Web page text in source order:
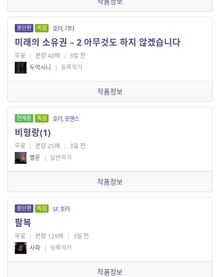
중단편 독점 호러, 기타
미래의 소유권 – 2 아무것도 하지 않겠습니다
무료 | 분량 40매 | 3일 전
두억시니
| 등록작가
작품정보
연재중 독점 호러, 로맨스
비형랑(1)
무료 | 분량 25매 | 3일 전
별운 | 일반작가
작품정보
중단편 독점 SF, 호러
팔복
무료 | 분량 129매 | 3일 전
사파 | 등록작가
작품정보